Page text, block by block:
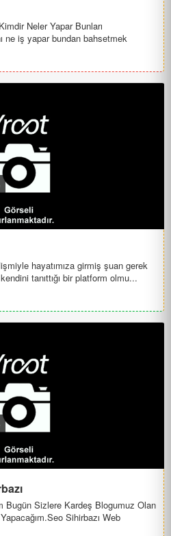
Neler Yapar Bunları
ne iş yapar bundan bahsetmek
hayatımıza girmiş şuan gerek
tanıttığı bir platform olmu...
Bugün Sizlere Kardeş Blogumuz Olan
Sihirbazı Web